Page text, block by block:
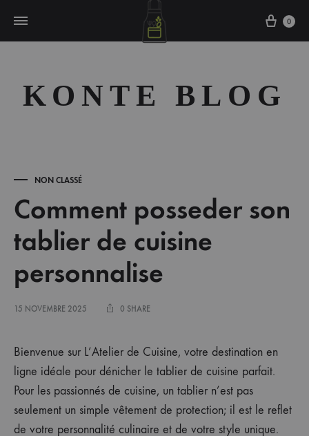
Cart
0
KONTE BLOG
NON CLASSÉ
Comment posseder son
tablier de cuisine
personnalise
15 NOVEMBRE 2025 0 SHARE
Bienvenue sur L’Atelier de Cuisine, votre destination en
ligne idéale pour dénicher le tablier de cuisine parfait.
Pour les passionnés de cuisine, un tablier n’est pas
seulement un simple vêtement de protection; il est le reflet
de votre personnalité culinaire et de votre style unique.